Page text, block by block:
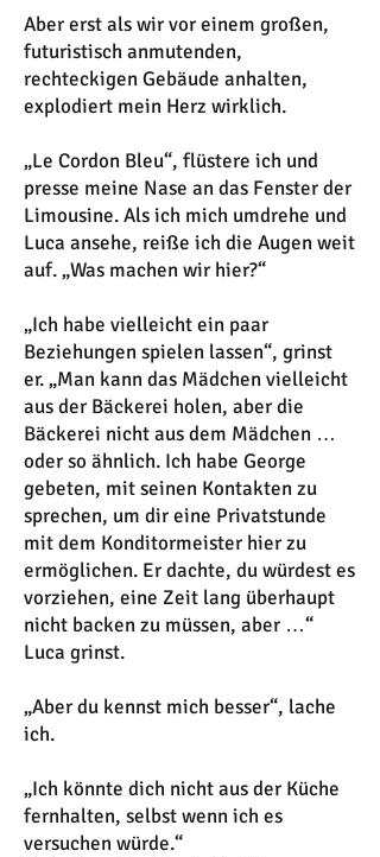
Aber erst als wir vor einem großen,
futuristisch anmutenden,
rechteckigen Gebäude anhalten,
explodiert mein Herz wirklich.
„Le Cordon Bleu“, flüstere ich und
presse meine Nase an das Fenster der
Limousine. Als ich mich umdrehe und
Luca ansehe, reiße ich die Augen weit
auf. „Was machen wir hier?“
„Ich habe vielleicht ein paar
Beziehungen spielen lassen“, grinst
er. „Man kann das Mädchen vielleicht
aus der Bäckerei holen, aber die
Bäckerei nicht aus dem Mädchen …
oder so ähnlich. Ich habe George
gebeten, mit seinen Kontakten zu
sprechen, um dir eine Privatstunde
mit dem Konditormeister hier zu
ermöglichen. Er dachte, du würdest es
vorziehen, eine Zeit lang überhaupt
nicht backen zu müssen, aber …“
Luca grinst.
„Aber du kennst mich besser“, lache
ich.
„Ich könnte dich nicht aus der Küche
fernhalten, selbst wenn ich es
versuchen würde.“